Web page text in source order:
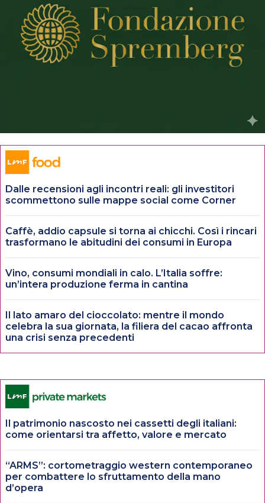
Dalle recensioni agli incontri reali: gli investitori
scommettono sulle mappe social come Corner
Caffè, addio capsule si torna ai chicchi. Così i rincari
trasformano le abitudini dei consumi in Europa
Vino, consumi mondiali in calo. L’Italia soffre:
un’intera produzione ferma in cantina
Il lato amaro del cioccolato: mentre il mondo
celebra la sua giornata, la filiera del cacao affronta
una crisi senza precedenti
Il patrimonio nascosto nei cassetti degli italiani:
come orientarsi tra affetto, valore e mercato
“ARMS”: cortometraggio western contemporaneo
per combattere lo sfruttamento della mano
d’opera